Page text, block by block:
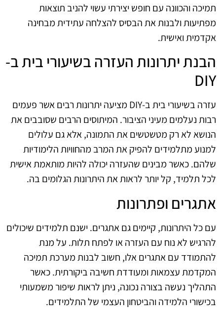
תמיכה והכוונה עם חופש יצירתי עשוי להניב תוצאות
מפתיעות ולבנות את הבסיס להצלחה עתידית מבחינה
אקדמית ואישית.
הבנת יתרונות העזרה בשיעורי בית ב-
DIY
עזרה בשיעורי בית ב-DIY מציעה יתרונות רבים אשר פעמים
רבות נעלמים מעיני הציבור. המיתוסים הרבים שסובבים את
הנושא לא רק מטשטשים את התמונה, אלא גם עלולים
למנוע מתלמידים להפיק את המרב מהחוויות הלימודיות
שלהם. כאשר מבינים שהעזרה יכולה להיות מותאמת אישית
לכל תלמיד, קל יותר לראות את היתרונות הגלומים בה.
אתגרים ופתרונות
עם כל היתרונות, קיימים גם אתגרים. ישנם תלמידים שיכולים
להרגיש לא נוח עם העזרה או לפתח תלות. על מנת
להתמודד עם אתגרים אלו, חשוב לבנות מערכת תמיכה
המקדמת עצמאות ומעודדת חשיבה ביקורתית. כאשר
התהליך נעשה בצורה נכונה, ניתן לראות שיפור משמעותי
בכישורי הלמידה והביטחון העצמי של התלמידים.